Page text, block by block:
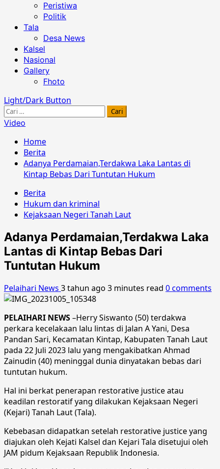
Peristiwa
Politik
Tala
Desa News
Kalsel
Nasional
Gallery
Fhoto
Light/Dark Button
Cari
untuk:
Video
Home
Berita
Adanya Perdamaian,Terdakwa Laka Lantas di
Kintap Bebas Dari Tuntutan Hukum
Berita
Hukum dan kriminal
Kejaksaan Negeri Tanah Laut
Adanya Perdamaian,Terdakwa Laka
Lantas di Kintap Bebas Dari
Tuntutan Hukum
Pelaihari News 3 tahun ago 3 minutes read 0 comments
PELAIHARI NEWS–Herry Siswanto (50) terdakwa
perkara kecelakaan lalu lintas di Jalan A Yani, Desa
Pandan Sari, Kecamatan Kintap, Kabupaten Tanah Laut
pada 22 Juli 2023 lalu yang mengakibatkan Ahmad
Zainudin (40) meninggal dunia dinyatakan bebas dari
tuntutan hukum.
Hal ini berkat penerapan restorative justice atau
keadilan restoratif yang dilakukan Kejaksaan Negeri
(Kejari) Tanah Laut (Tala).
Kebebasan didapatkan setelah restorative justice yang
diajukan oleh Kejati Kalsel dan Kejari Tala disetujui oleh
JAM pidum Kejaksaan Republik Indonesia.